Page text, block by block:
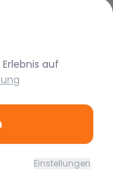
Range Rover
Maserati
auf
Einstellungen